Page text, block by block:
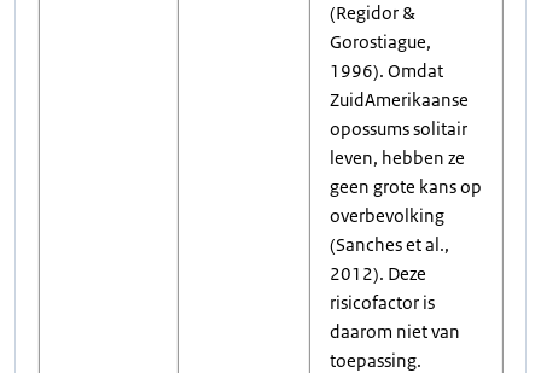
(Regidor &
Gorostiague,
1996). Omdat
ZuidAmerikaanse
opossums solitair
leven, hebben ze
geen grote kans op
overbevolking
(Sanches et al.,
2012). Deze
risicofactor is
daarom niet van
toepassing.